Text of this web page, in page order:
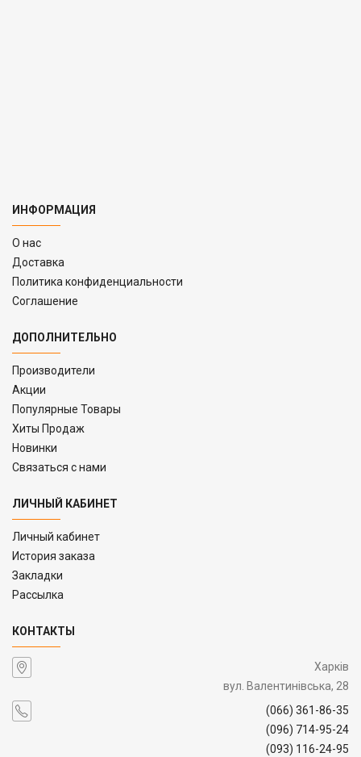
ИНФОРМАЦИЯ
O нас
Доставка
Политика конфиденциальности
Соглашение
ДОПОЛНИТЕЛЬНО
Производители
Акции
Популярные Товары
Хиты Продаж
Новинки
Связаться с нами
ЛИЧНЫЙ КАБИНЕТ
Личный кабинет
История заказа
Закладки
Рассылка
КОНТАКТЫ
Харків
вул. Валентинівська, 28
(066) 361-86-35
(096) 714-95-24
(093) 116-24-95